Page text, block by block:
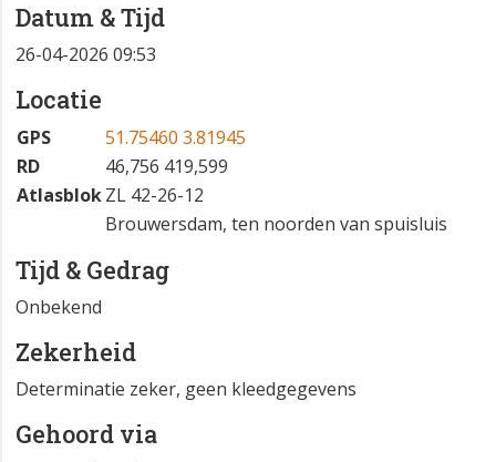
Datum & Tijd
26-04-2026 09:53
Locatie
GPS
51.75460 3.81945
RD
46,756 419,599
AtlasblokZL 42-26-12
Brouwersdam, ten noorden van spuisluis
Tijd & Gedrag
Onbekend
Zekerheid
Determinatie zeker, geen kleedgegevens
Gehoord via